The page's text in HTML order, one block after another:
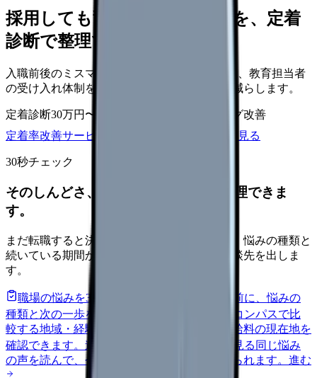
採用しても辞めてしまう原因を、定着
診断で整理できます
入職前後のミスマッチ、初月面談、3ヶ月面談、教育担当者
の受け入れ体制を見直し、早期離職の再発を減らします。
定着診断30万円〜
オンボーディング改善
定着率改善サービスを相談
サービス詳細を見る
30秒チェック
そのしんどさ、転職すべきサインか整理できま
す。
まだ転職すると決めていなくても大丈夫です。悩みの種類と
続いている期間から、次に見るべき記事と相談先を出しま
す。
職場の悩みを30秒で診断
辞めるべきか迷う前に、悩みの
種類と次の一歩を整理します。
給料コンパスで比
較する地域・経験年数・施設形態から、今の給料の現在地を
確認できます。 進む 匿名掲示板で本音を見る 同じ悩み
の声を読んで、今の職場だけの問題か確かめられます。 進む